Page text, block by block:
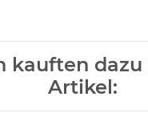
kauften
Artikel: